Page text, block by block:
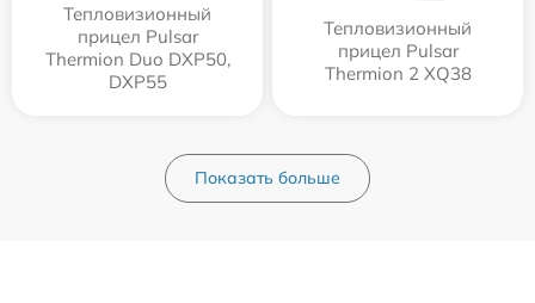
Тепловизионный
прицел Pulsar
Thermion Duo DXP50,
DXP55
Тепловизионный
прицел Pulsar
Thermion 2 XQ38
Показать больше